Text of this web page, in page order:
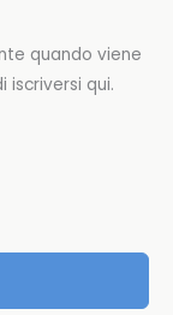
quando viene
iscriversi qui.